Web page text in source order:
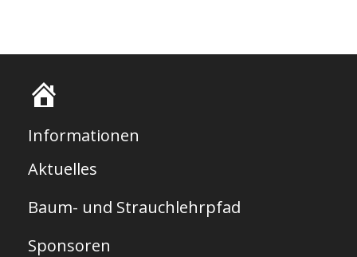
r
t
s
Informationen
Aktuelles
Baum- und Strauchlehrpfad
Sponsoren